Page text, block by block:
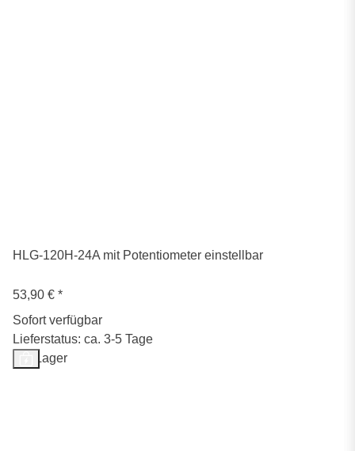
HLG-120H-24A mit Potentiometer einstellbar
53,90 € *
Sofort verfügbar
Lieferstatus: ca. 3-5 Tage
Auf Lager